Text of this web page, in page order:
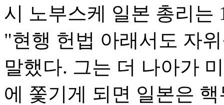
시 노부스케 일본 총리는
"현행 헌법 아래서도 자
말했다. 그는 더 나아가
에 쫓기게 되면 일본은